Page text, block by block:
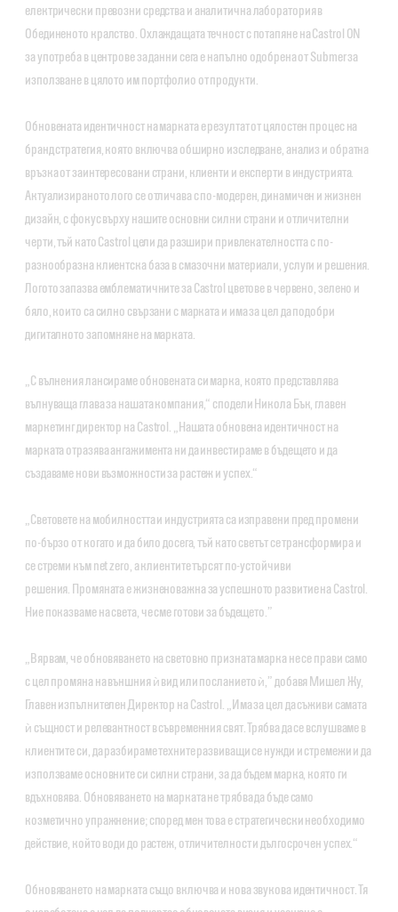
електрически превозни средства и аналитична лаборатория в
Обединеното кралство. Охлаждащата течност с потапяне на Castrol ON
за употреба в центрове за данни сега е напълно одобрена от Submer за
използване в цялото им портфолио от продукти.
Обновената идентичност на марката е резултат от цялостен процес на
бранд стратегия, която включва обширно изследване, анализ и обратна
връзка от заинтересовани страни, клиенти и експерти в индустрията.
Актуализираното лого се отличава с по-модерен, динамичен и жизнен
дизайн, с фокус върху нашите основни силни страни и отличителни
черти, тъй като Castrol цели да разшири привлекателността с по-
разнообразна клиентска база в смазочни материали, услуги и решения.
Логото запазва емблематичните за Castrol цветове в червено, зелено и
бяло, които са силно свързани с марката и има за цел да подобри
дигиталното запомняне на марката.
„С вълнения лансираме обновената си марка, която представлява
вълнуваща глава за нашата компания,“ сподели Никола Бък, главен
маркетинг директор на Castrol. „Нашата обновена идентичност на
марката отразява ангажимента ни да инвестираме в бъдещето и да
създаваме нови възможности за растеж и успех.“
„Световете на мобилността и индустрията са изправени пред промени
по-бързо от когато и да било досега, тъй като светът се трансформира и
се стреми към net zero, а клиентите търсят по-устойчиви
решения. Промяната е жизненоважна за успешното развитие на Castrol.
Ние показваме на света, че сме готови за бъдещето.”
„Вярвам, че обновяването на световно призната марка не се прави само
с цел промяна на външния ѝ вид или посланието ѝ,” добавя Мишел Жу,
Главен изпълнителен Директор на Castrol. „Има за цел да съживи самата
ѝ същност и релевантност в съвременния свят. Трябва да се вслушваме в
клиентите си, да разбираме техните развиващи се нужди и стремежи и да
използваме основните си силни страни, за да бъдем марка, която ги
вдъхновява. Обновяването на марката не трябва да бъде само
козметично упражнение; според мен това е стратегически необходимо
действие, който води до растеж, отличителност и дългосрочен успех.“
Обновяването на марката също включва и нова звукова идентичност. Тя